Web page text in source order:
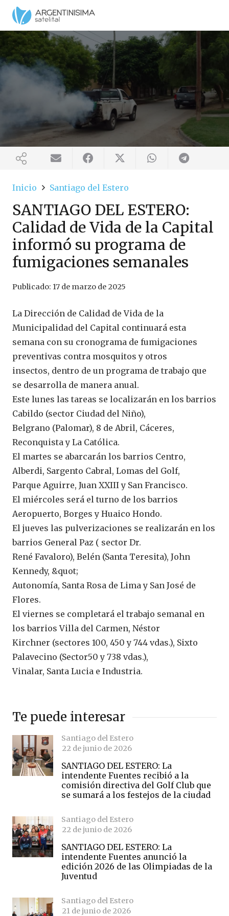
Inicio Santiago del Estero
SANTIAGO DEL ESTERO:
Calidad de Vida de la Capital
informó su programa de
fumigaciones semanales
Publicado: 17 de marzo de 2025
La Dirección de Calidad de Vida de la
Municipalidad del Capital continuará esta
semana con su cronograma de fumigaciones
preventivas contra mosquitos y otros
insectos, dentro de un programa de trabajo que
se desarrolla de manera anual.
Este lunes las tareas se localizarán en los barrios
Cabildo (sector Ciudad del Niño),
Belgrano (Palomar), 8 de Abril, Cáceres,
Reconquista y La Católica.
El martes se abarcarán los barrios Centro,
Alberdi, Sargento Cabral, Lomas del Golf,
Parque Aguirre, Juan XXIII y San Francisco.
El miércoles será el turno de los barrios
Aeropuerto, Borges y Huaico Hondo.
El jueves las pulverizaciones se realizarán en los
barrios General Paz ( sector Dr.
René Favaloro), Belén (Santa Teresita), John
Kennedy, &quot;
Autonomía, Santa Rosa de Lima y San José de
Flores.
El viernes se completará el trabajo semanal en
los barrios Villa del Carmen, Néstor
Kirchner (sectores 100, 450 y 744 vdas.), Sixto
Palavecino (Sector50 y 738 vdas.),
Vinalar, Santa Lucia e Industria.
Te puede interesar
Santiago del Estero
22 de junio de 2026
SANTIAGO DEL ESTERO: La
intendente Fuentes recibió a la
comisión directiva del Golf Club que
se sumará a los festejos de la ciudad
Santiago del Estero
22 de junio de 2026
SANTIAGO DEL ESTERO: La
intendente Fuentes anunció la
edición 2026 de las Olimpiadas de la
Juventud
Santiago del Estero
21 de junio de 2026